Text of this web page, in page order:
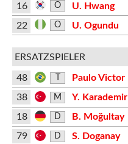
16
O U. Hwang
22 O U. Ogundu
ERSATZSPIELER
48
Paulo Victor
38
M
Y. Karademir
18
D
B. Moğultay
79
D
S. Doganay